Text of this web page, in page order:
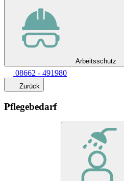
Arbeitsschutz
08662 - 491980
Zurück
Pflegebedarf